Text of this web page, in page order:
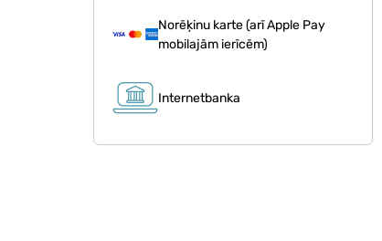
Norēķinu karte (arī Apple Pay
mobilajām ierīcēm)
Internetbanka